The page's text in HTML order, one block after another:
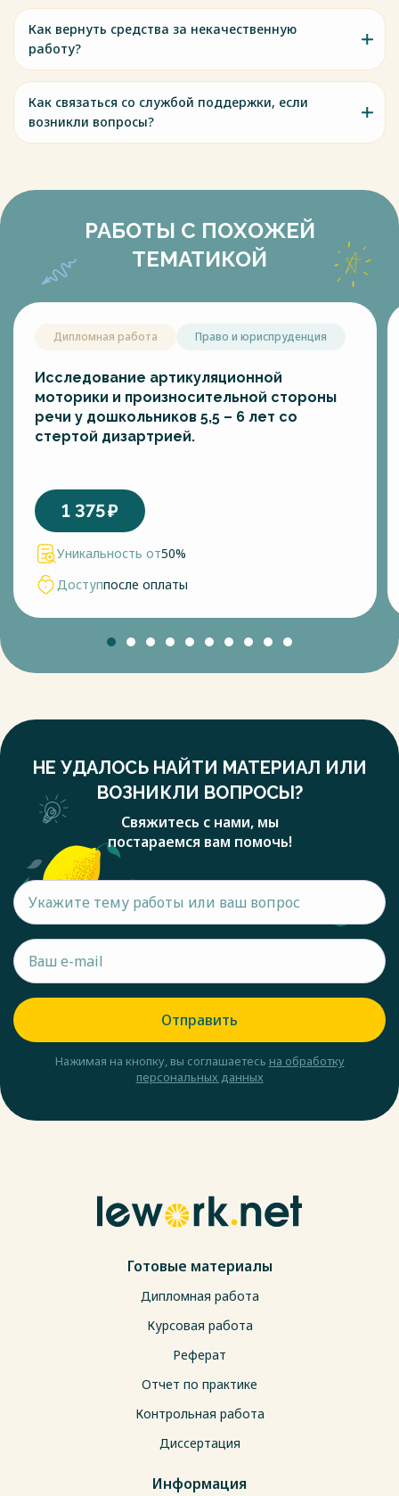
Как вернуть средства за некачественную
работу?
Как связаться со службой поддержки, если
возникли вопросы?
РАБОТЫ С ПОХОЖЕЙ
ТЕМАТИКОЙ
Дипломная работа Право и юриспруденция
Исследование артикуляционной
моторики и произносительной стороны
речи у дошкольников 5,5 – 6 лет со
стертой дизартрией.
1 375₽
Уникальность от50%
Доступпосле оплаты
НЕ УДАЛОСЬ НАЙТИ МАТЕРИАЛ ИЛИ
ВОЗНИКЛИ ВОПРОСЫ?
Свяжитесь с нами, мы
постараемся вам помочь!
Отправить
Нажимая на кнопку, вы соглашаетесь на обработку
персональных данных
Готовые материалы
Дипломная работа
Курсовая работа
Реферат
Отчет по практике
Контрольная работа
Диссертация
Информация